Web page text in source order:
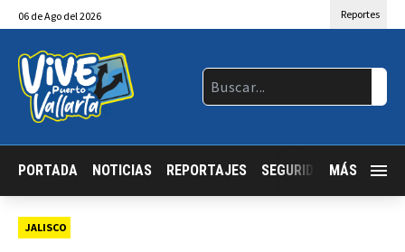
06 deAgo del 2026 Reportes
PORTADA NOTICIAS REPORTAJES SEGURIDAD JALISCO
MÁS
JALISCO